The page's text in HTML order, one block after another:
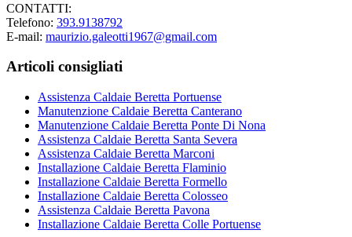
CONTATTI:
Telefono: 393.9138792
E-mail: maurizio.galeotti1967@gmail.com
Articoli consigliati
Assistenza Caldaie Beretta Portuense
Manutenzione Caldaie Beretta Canterano
Manutenzione Caldaie Beretta Ponte Di Nona
Assistenza Caldaie Beretta Santa Severa
Assistenza Caldaie Beretta Marconi
Installazione Caldaie Beretta Flaminio
Installazione Caldaie Beretta Formello
Installazione Caldaie Beretta Colosseo
Assistenza Caldaie Beretta Pavona
Installazione Caldaie Beretta Colle Portuense